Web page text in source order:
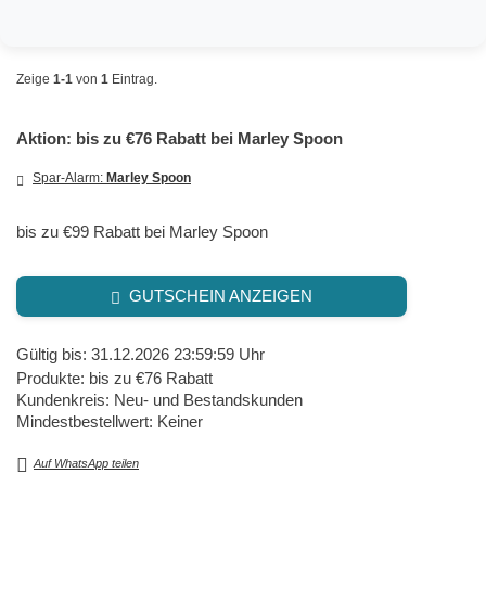
Zeige 1-1 von 1 Eintrag.
Aktion: bis zu €76 Rabatt bei Marley Spoon
Spar-Alarm: Marley Spoon
bis zu €99 Rabatt bei Marley Spoon
GUTSCHEIN ANZEIGEN
Gültig bis: 31.12.2026 23:59:59 Uhr
Produkte: bis zu €76 Rabatt
Kundenkreis: Neu- und Bestandskunden
Mindestbestellwert: Keiner
Auf WhatsApp teilen